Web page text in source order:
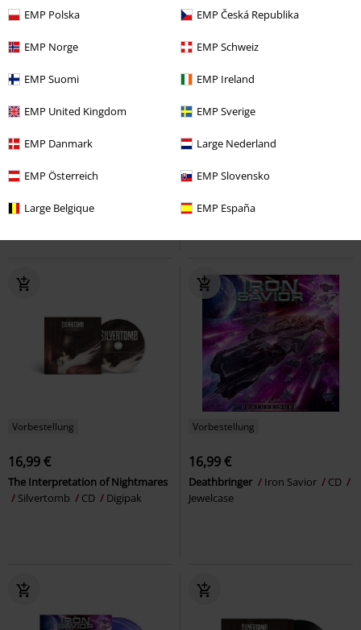
EMP Polska EMP Česká Republika
EMP Norge EMP Schweiz
EMP Suomi EMP Ireland
EMP United Kingdom EMP Sverige
EMP Danmark Large Nederland
EMP Österreich EMP Slovensko
Large Belgique EMP España
Vorbestellung
16,99 €
Hell or high Water
Vorbestellung
24,99 €
Hell or high Water
Limited Edition, Standard
Vorbestellung
16,99 €
The Interpretation of Nightmares
Silvertomb
CD Digipak
Vorbestellung
16,99 €
Deathbringer Iron Savior
CD
Jewelcase